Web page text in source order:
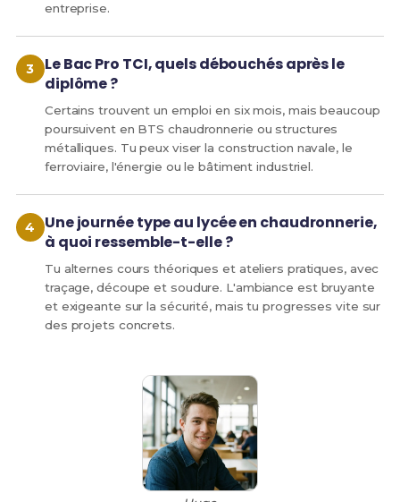
entreprise.
Le Bac Pro TCI, quels débouchés après le
diplôme ?
Certains trouvent un emploi en six mois, mais beaucoup
poursuivent en BTS chaudronnerie ou structures
métalliques. Tu peux viser la construction navale, le
ferroviaire, l'énergie ou le bâtiment industriel.
Une journée type au lycée en chaudronnerie,
à quoi ressemble-t-elle ?
Tu alternes cours théoriques et ateliers pratiques, avec
traçage, découpe et soudure. L'ambiance est bruyante
et exigeante sur la sécurité, mais tu progresses vite sur
des projets concrets.